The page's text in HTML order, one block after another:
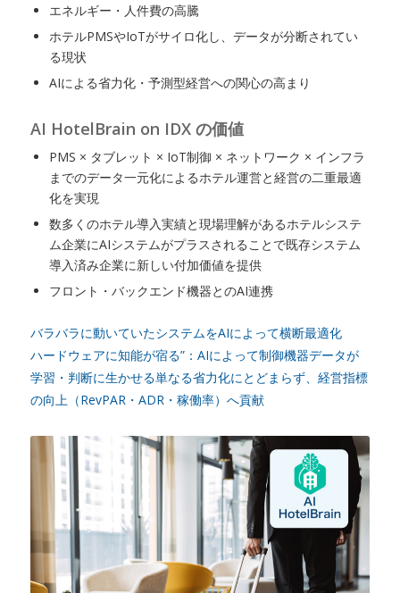
エネルギー・人件費の高騰
ホテルPMSやIoTがサイロ化し、データが分断されてい
る現状
AIによる省力化・予測型経営への関心の高まり
AI HotelBrain on IDX の価値
PMS × タブレット × IoT制御 × ネットワーク × インフラ
までのデータ一元化によるホテル運営と経営の二重最適
化を実現
数多くのホテル導入実績と現場理解があるホテルシステ
ム企業にAIシステムがプラスされることで既存システム
導入済み企業に新しい付加価値を提供
フロント・バックエンド機器とのAI連携
バラバラに動いていたシステムをAIによって横断最適化
ハードウェアに知能が宿る”：AIによって制御機器データが
学習・判断に生かせる単なる省力化にとどまらず、経営指標
の向上（RevPAR・ADR・稼働率）へ貢献